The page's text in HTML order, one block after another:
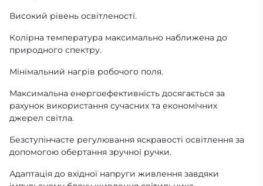
Високий рівень освітленості.
Колірна температура максимально наближена до
природного спектру.
Мінімальний нагрів робочого поля.
Максимальна енергоефективність досягається за
рахунок використання сучасних та економічних
джерел світла.
Безступінчасте регулювання яскравості освітлення за
допомогою обертання зручної ручки.
Адаптація до вхідної напруги живлення завдяки